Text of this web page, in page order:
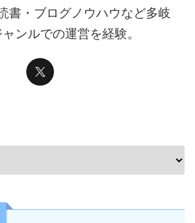
書・ブログノウハウなど多岐
ンルでの運営を経験。